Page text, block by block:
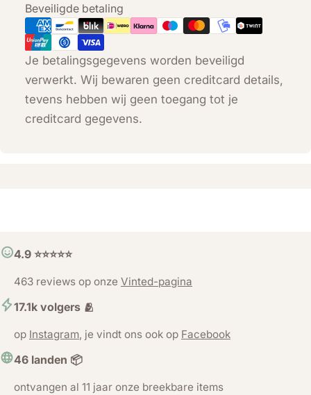
Beveiligde betaling
Betaalmethoden
Je betalingsgegevens worden beveiligd
verwerkt. Wij bewaren geen creditcard details,
tevens hebben wij geen toegang tot je
creditcard gegevens.
4.9 ⭐️⭐️⭐️⭐️⭐️
463 reviews op onze Vinted-pagina
17.1k volgers 🫂
op Instagram, je vindt ons ook op Facebook
46 landen 📦
ontvangen al 11 jaar onze breekbare items